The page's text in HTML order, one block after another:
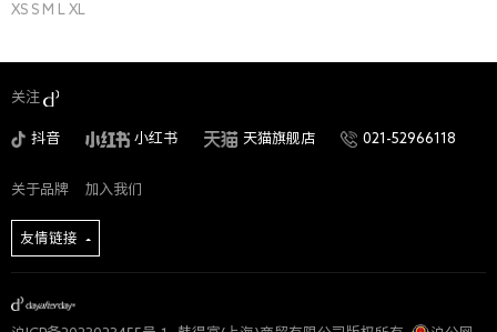
XS S M L XL
关注
抖音 小红书 天猫旗舰店 021-52966118
关于品牌 加入我们
友情链接